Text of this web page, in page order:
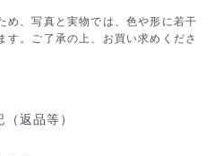
め、写真と実物では、色や形に若干
す。ご了承の上、お買い求めくださ
返品等）